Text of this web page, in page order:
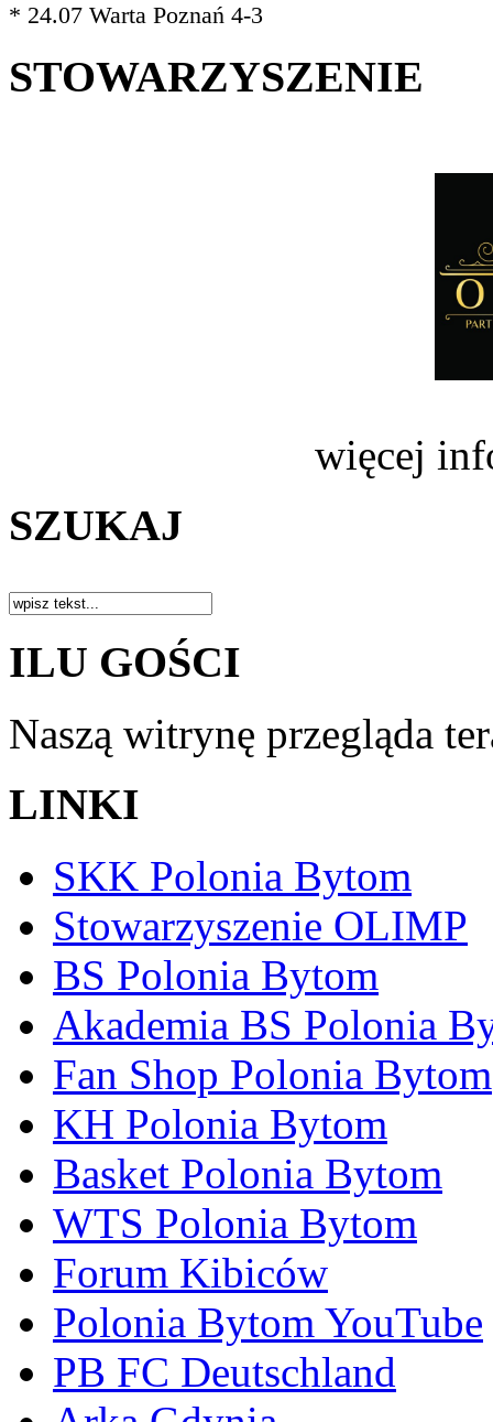
* 24.07 Warta Poznań 4-3
STOWARZYSZENIE
więcej
SZUKAJ
ILU GOŚCI
Naszą witrynę przegląda
LINKI
SKK Polonia Bytom
Stowarzyszenie OLIMP
BS Polonia Bytom
Akademia BS Polonia
Fan Shop Polonia Bytom
KH Polonia Bytom
Basket Polonia Bytom
WTS Polonia Bytom
Forum Kibiców
Polonia Bytom YouTube
PB FC Deutschland